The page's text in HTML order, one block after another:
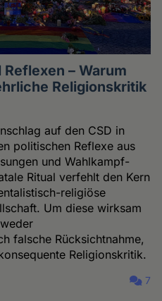
– Warum
Religionskritik
auf den CSD in
politischen Reflexe aus
und Wahlkampf-
Ritual verfehlt den Kern
religiöse
Um diese wirksam
falsche Rücksichtnahme,
Religionskritik.
7